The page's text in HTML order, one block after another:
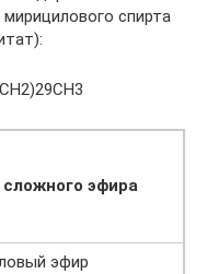
спирта
эфира
эфир